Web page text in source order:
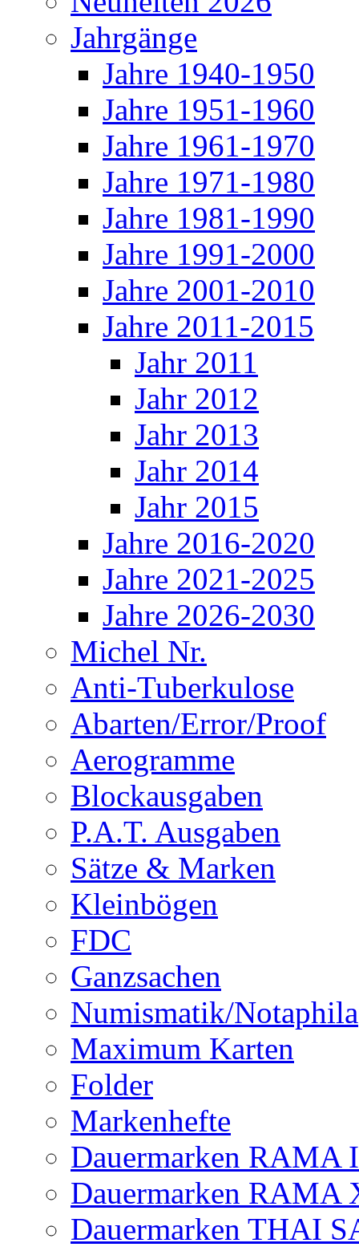
Jahrgänge
Jahre 1940-1950
Jahre 1951-1960
Jahre 1961-1970
Jahre 1971-1980
Jahre 1981-1990
Jahre 1991-2000
Jahre 2001-2010
Jahre 2011-2015
Jahr 2011
Jahr 2012
Jahr 2013
Jahr 2014
Jahr 2015
Jahre 2016-2020
Jahre 2021-2025
Jahre 2026-2030
Michel Nr.
Anti-Tuberkulose
Abarten/Error/Proof
Aerogramme
Blockausgaben
P.A.T. Ausgaben
Sätze & Marken
Kleinbögen
FDC
Ganzsachen
Numismatik/Notaphila
Maximum Karten
Folder
Markenhefte
Dauermarken RAMA
Dauermarken RAMA
Dauermarken THAI